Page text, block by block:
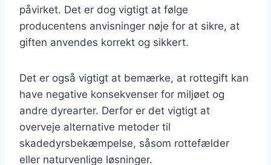
påvirket. Det er dog vigtigt at følge
producentens anvisninger nøje for at sikre, at
giften anvendes korrekt og sikkert.
Det er også vigtigt at bemærke, at rottegift kan
have negative konsekvenser for miljøet og
andre dyrearter. Derfor er det vigtigt at
overveje alternative metoder til
skadedyrsbekæmpelse, såsom rottefælder
eller naturvenlige løsninger.